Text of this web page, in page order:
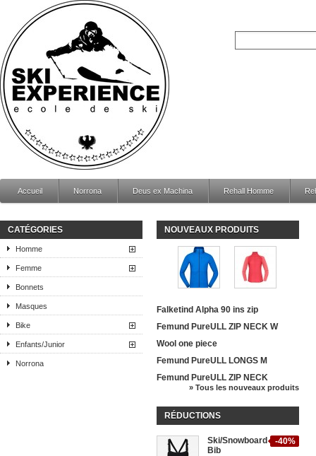
Accueil Norrona Deus ex Machina Rehall Homme
CATÉGORIES
Homme
Femme
Bonnets
Masques
Bike
Enfants/Junior
Norrona
NOUVEAUX PRODUITS
Falketind Alpha 90 ins zip
Femund PureULL ZIP NECK W
Wool one piece
Femund PureULL LONGS M
Femund PureULL ZIP NECK
» Tous les nouveaux produits
RÉDUCTIONS
-40%
Ski/Snowboard
Bib